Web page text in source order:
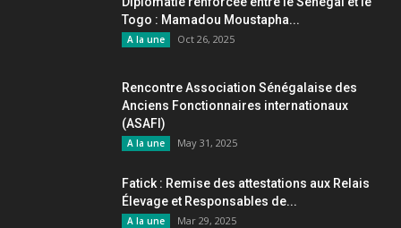
Togo : Mamadou Moustapha...
A la une Oct 26, 2025
Rencontre Association Sénégalaise des
Anciens Fonctionnaires internationaux
(ASAFI)
A la une May 31, 2025
Fatick : Remise des attestations aux Relais
Élevage et Responsables de...
A la une Mar 29, 2025